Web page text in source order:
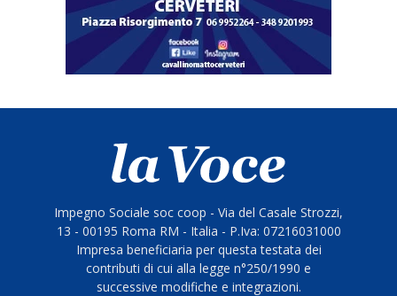
Impegno Sociale soc coop - Via del Casale Strozzi,
13 - 00195 Roma RM - Italia - P.Iva: 07216031000
Impresa beneficiaria per questa testata dei
contributi di cui alla legge n°250/1990 e
successive modifiche e integrazioni.